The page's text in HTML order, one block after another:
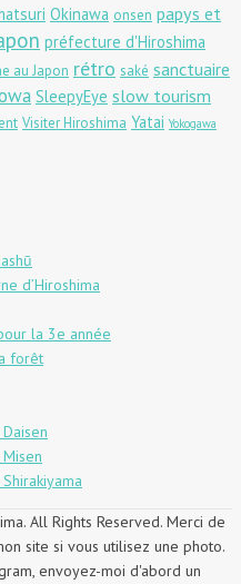
Okinawa onsen papys et
préfecture d'Hiroshima
au Japon rétro saké sanctuaire
SleepyEye slow tourism
Visiter Hiroshima Yatai Yokogawa
d’Hiroshima
la 3e année
forêt
All Rights Reserved. Merci de
site si vous utilisez une photo.
envoyez-moi d'abord un